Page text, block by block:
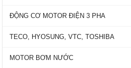
GIẢM TỐC ĐẦU TRÒN
GIẢM TỐC ĐẦU VUÔNG
GIẢM TỐC CỐT ÂM
Động Cơ Motor Điện 1 Pha -
Động Cơ Motor Điện 1 Pha -
ĐỘNG CƠ MOTOR ĐIỆN 3 PHA
Động Cơ Motor Điện 3 Pha -
Động Cơ Motor Điện 3 Pha -
TECO, HYOSUNG, VTC, TOSHIBA
MOTOR TECO
MOTOR BƠM NƯỚC